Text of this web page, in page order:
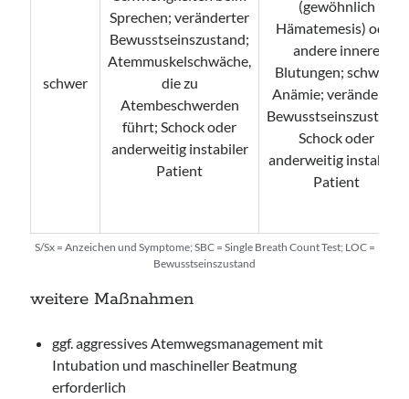
schwer
Sprechen; veränderter
Bewusstseinszustand;
Atemmuskelschwäche,
die zu
Atembeschwerden
führt; Schock oder
anderweitig instabiler
Patient
(gewöhnlich
Hämatemesis) oder
andere innere
Blutungen; schwere
Anämie; veränderter
Bewusstseinszustand;
Schock oder
anderweitig instabiler
Patient
S/Sx = Anzeichen und Symptome; SBC = Single Breath Count Test; LOC =
Bewusstseinszustand
weitere Maßnahmen
ggf. aggressives Atemwegsmanagement mit
Intubation und maschineller Beatmung
erforderlich